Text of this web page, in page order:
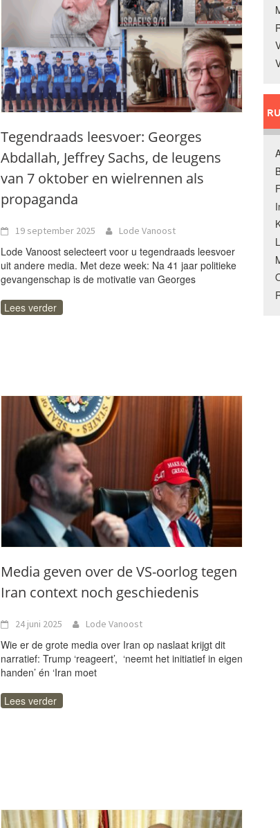
Tegendraads leesvoer: Georges
Abdallah, Jeffrey Sachs, de leugens
van 7 oktober en wielrennen als
propaganda
19 september 2025 Lode Vanoost
Lode Vanoost selecteert voor u tegendraads leesvoer
uit andere media. Met deze week: Na 41 jaar politieke
gevangenschap is de motivatie van Georges
Lees verder
Media geven over de VS-oorlog tegen
Iran context noch geschiedenis
24 juni 2025 Lode Vanoost
Wie er de grote media over Iran op naslaat krijgt dit
narratief: Trump ‘reageert’, ‘neemt het initiatief in eigen
handen’ én ‘Iran moet
Lees verder